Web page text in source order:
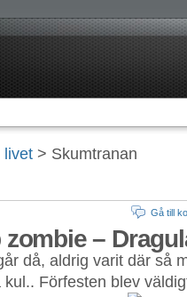
livet > Skumtranan
Gå till
–
då, aldrig varit där så
Förfesten blev